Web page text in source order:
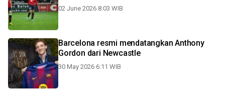
02 June 2026 8:03 WIB
Barcelona resmi mendatangkan Anthony
Gordon dari Newcastle
30 May 2026 6:11 WIB